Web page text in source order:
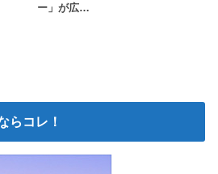
ー」が広…
らコレ！